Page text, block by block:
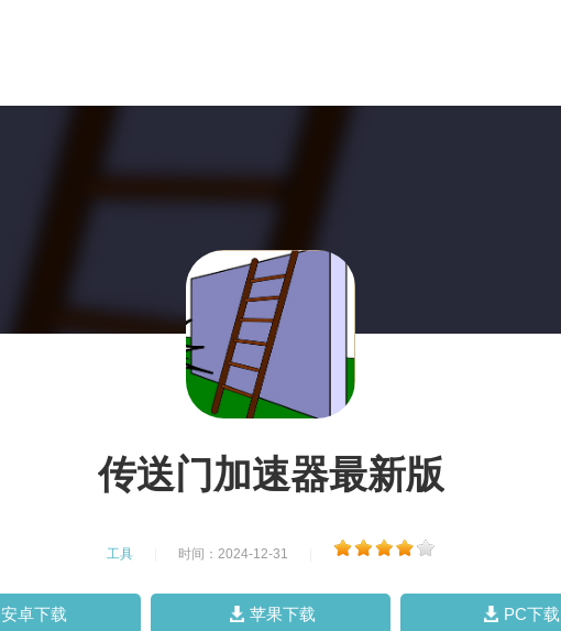
传送门加速器最新版
工具 时间：2024-12-31
安卓下载 苹果下载 PC下载